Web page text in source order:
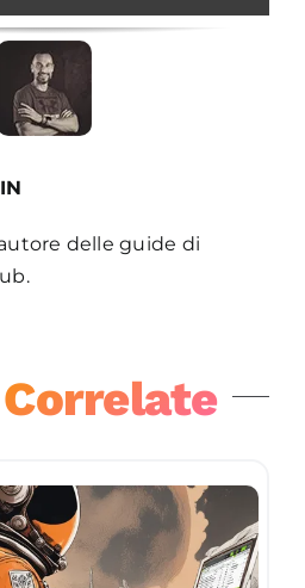
delle guide di